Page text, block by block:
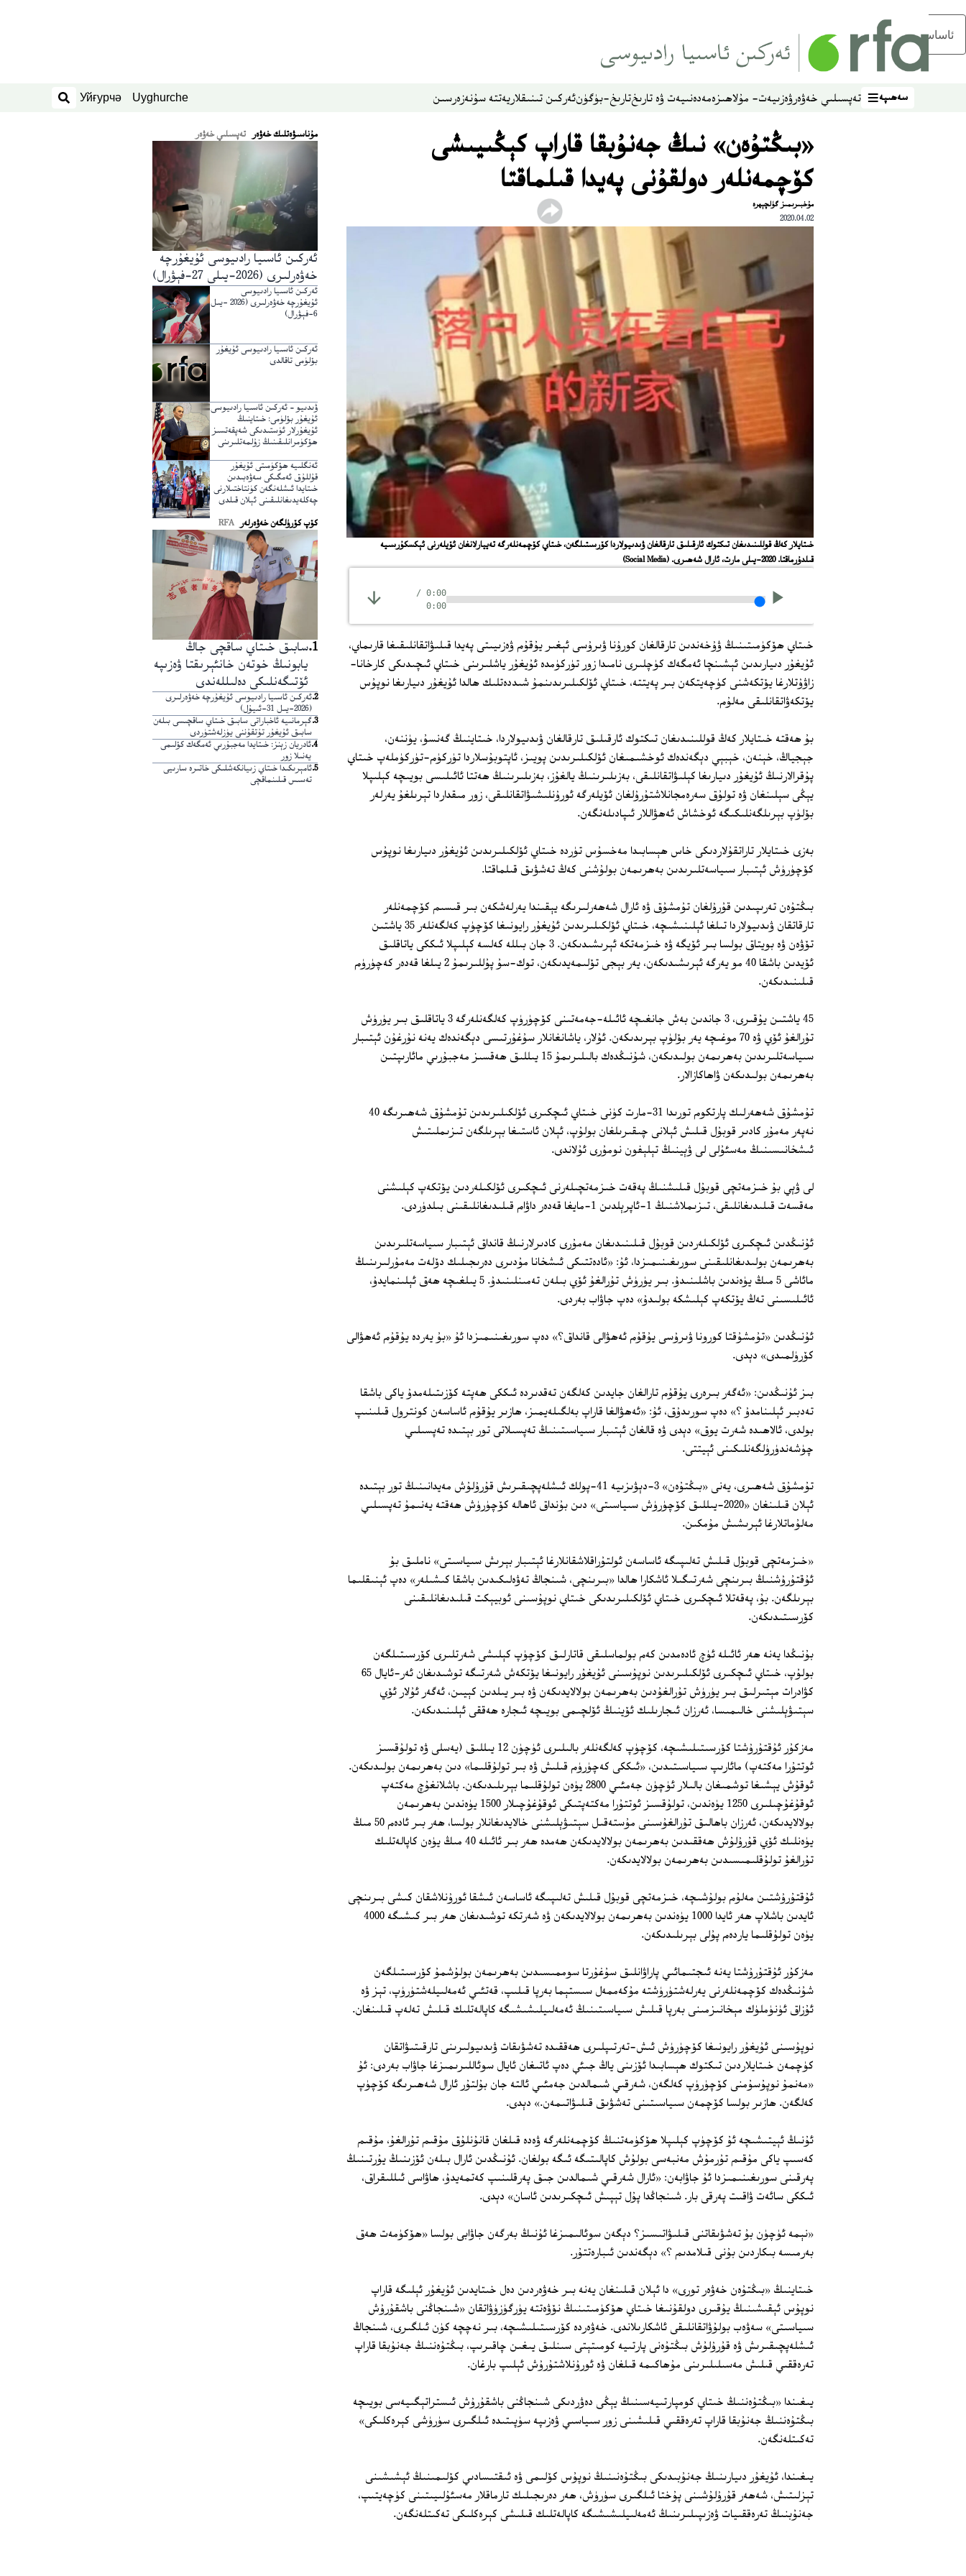
ئاساسلىق مەزمۇنغا ئاتلاڭ
سەھىپە
سەھىپە تەپسىلىي خەۋەرۋەزىيەت- مۇلاھىزەمەدەنىيەت ۋە تارىختارىخ-بۈگۈنئەركىن تىنىقلاريەتتە سۇنەزەرسىن Uyghurche
Уйғурчә
ئىزدەش
«بىڭتۇەن» نىڭ جەنۇبقا قاراپ كېڭىيىشى
كۆچمەنلەر دولقۇنى پەيدا قىلماقتا
مۇخبىرىمىز گۈلچېھرە
2020.04.02
خىتايلار كەڭ قوللىنىدىغان تىكتوك ئارقىلىق تارقالغان ۋىدىيولاردا كۆرسىتىلگەن، خىتاي كۆچمەنلەرگە تەييارلانغان ئۆيلەرنى ئېكسكۇرسىيە
قىلدۇرماقتا. 2020-يىلى مارت، ئارال شەھىرى.
(Social Media)
0:00
/
0:00
خىتاي ھۆكۈمىتىنىڭ ۋۇخەندىن تارقالغان كورۇنا ۋىرۇسى ئېغىر يۇقۇم ۋەزىيىتى پەيدا قىلىۋاتقانلىقىغا قارىماي،
ئۇيغۇر دىيارىدىن ئېشىنچا ئەمگەك كۈچلىرى نامىدا زور تۈركۈمدە ئۇيغۇر ياشلىرىنى خىتاي ئىچىدىكى كارخانا-
زاۋۇتلارغا يۆتكەشنى كۈچەيتكەن بىر پەيتتە، خىتاي ئۆلكىلىرىدىنمۇ شىددەتلىك ھالدا ئۇيغۇر دىيارىغا نوپۇس
يۆتكەۋاتقانلىقى مەلۇم.
بۇ ھەقتە خىتايلار كەڭ قوللىنىدىغان تىكتوك ئارقىلىق تارقالغان ۋىدىيولاردا، خىتاينىڭ گەنسۇ، يۈننەن،
جېجياڭ، خېنەن، خېبېي دېگەندەك ئوخشىمىغان ئۆلكىلىرىدىن پويىز، ئاپتوبۇسلاردا تۈركۈم-تۈركۈملەپ خىتاي
پۇقرالارنىڭ ئۇيغۇر دىيارىغا كېلىۋاتقانلىقى، بەزىلىرىنىڭ يالغۇز، بەزىلىرىنىڭ ھەتتا ئائىلىسى بويىچە كېلىپلا
يېڭى سېلىنغان ۋە تولۇق سەرەمجانلاشتۇرۇلغان ئۆيلەرگە ئورۇنلىشىۋاتقانلىقى، زور مىقداردا تېرىلغۇ يەرلەر
بۆلۈپ بېرىلگەنلىكىگە ئوخشاش ئەھۋاللار ئىپادىلەنگەن.
بەزى خىتايلار تاراتقۇلاردىكى خاس ھېسابىدا مەخسۇس تۈردە خىتاي ئۆلكىلىرىدىن ئۇيغۇر دىيارىغا نوپۇس
كۆچۈرۈش ئېتىبار سىياسەتلىرىدىن بەھرىمەن بولۇشنى كەڭ تەشۋىق قىلماقتا.
بىڭتۇەن تەرىپىدىن قۇرۇلغان تۇمشۇق ۋە ئارال شەھەرلىرىگە يېقىندا يەرلەشكەن بىر قىسىم كۆچمەنلەر
تارقاتقان ۋىدىيولاردا تىلغا ئېلىنىشىچە، خىتاي ئۆلكىلىرىدىن ئۇيغۇر رايونىغا كۆچۈپ كەلگەنلەر 35 ياشتىن
تۆۋەن ۋە بويتاق بولسا بىر ئۆيگە ۋە خىزمەتكە ئېرىشىدىكەن. 3 جان بىللە كەلسە كېلىپلا ئىككى ياتاقلىق
ئۆيدىن باشقا 40 مو يەرگە ئېرىشىدىكەن، يەر بېجى تۆلىمەيدىكەن، توك-سۇ پۇللىرىمۇ 2 يىلغا قەدەر كەچۈرۈم
قىلىنىدىكەن.
45 ياشتىن يۇقىرى، 3 جاندىن بەش جانغىچە ئائىلە-جەمەتىنى كۆچۈرۈپ كەلگەنلەرگە 3 ياتاقلىق بىر يۈرۈش
تۇرالغۇ ئۆي ۋە 70 موغىچە يەر بۆلۈپ بېرىدىكەن. ئۇلار، ياشانغانلار سۇغۇرتىسى دېگەندەك يەنە نۇرغۇن ئېتىبار
سىياسەتلىرىدىن بەھرىمەن بولىدىكەن، شۇنىڭدەك بالىلىرىمۇ 15 يىللىق ھەقسىز مەجبۇرىي مائارىپتىن
بەھرىمەن بولىدىكەن ۋاھاكازالار.
تۇمشۇق شەھەرلىك پارتكوم تورىدا 31-مارت كۈنى خىتاي ئىچكىرى ئۆلكىلىرىدىن تۇمشۇق شەھىرىگە 40
نەپەر مەمۇر كادىر قوبۇل قىلىش ئېلانى چىقىرىلغان بولۇپ، ئېلان ئاستىغا بېرىلگەن تىزىملىتىش
ئىشخانىسىنىڭ مەسئۇلى لى ۋېينىڭ تېلېفون نومۇرى ئۇلاندى.
لى ۋېي بۇ خىزمەتچى قوبۇل قىلىشنىڭ پەقەت خىزمەتچىلەرنى ئىچكىرى ئۆلكىلەردىن يۆتكەپ كېلىشنى
مەقسەت قىلىدىغانلىقى، تىزىملاشنىڭ 1-ئاپرېلدىن 1-مايغا قەدەر داۋام قىلىدىغانلىقىنى بىلدۈردى.
ئۇنىڭدىن ئىچكىرى ئۆلكىلەردىن قوبۇل قىلىنىدىغان مەمۇرى كادىرلارنىڭ قانداق ئېتىبار سىياسەتلىرىدىن
بەھرىمەن بولىدىغانلىقىنى سورىغىنىمىزدا، ئۇ: «ئادەتتىكى ئىشخانا مۇدىرى دەرىجىلىك دۆلەت مەمۇرلىرىنىڭ
مائاشى 5 مىڭ يۈەندىن باشلىنىدۇ. بىر يۈرۈش تۇرالغۇ ئۆي بىلەن تەمىنلىنىدۇ. 5 يىلغىچە ھەق ئېلىنمايدۇ،
ئائىلىسىنى تەڭ يۆتكەپ كېلىشكە بولىدۇ» دەپ جاۋاب بەردى.
ئۇنىڭدىن «تۇمشۇقتا كورونا ۋىرۇسى يۇقۇم ئەھۋالى قانداق؟» دەپ سورىغىنىمىزدا ئۇ «بۇ يەردە يۇقۇم ئەھۋالى
كۆرۈلمىدى» دېدى.
بىز ئۇنىڭدىن: «ئەگەر بىرەرى يۇقۇم تارالغان جايدىن كەلگەن تەقدىردە ئىككى ھەپتە كۆزىتىلەمدۇ ياكى باشقا
تەدبىر ئېلىنامدۇ ؟» دەپ سورىدۇق، ئۇ: «ئەھۋالغا قاراپ بەلگىلەيمىز، ھازىر يۇقۇم ئاساسەن كونترول قىلىنىپ
بولدى، ئالاھىدە شەرت يوق» دېدى ۋە قالغان ئېتىبار سىياسىتىنىڭ تەپسىلاتى تور بېتىدە تەپسىلىي
چۈشەندۈرۈلگەنلىكىنى ئېيتتى.
تۇمشۇق شەھىرى، يەنى «بىڭتۇەن» 3-دېۋىزىيە 41-پولك ئىشلەپچىقىرىش قۇرۇلۇش مەيدانىنىڭ تور بېتىدە
ئېلان قىلىنغان «2020-يىللىق كۆچۈرۈش سىياسىتى» دىن بۇنداق ئاھالە كۆچۈرۈش ھەقتە يەنىمۇ تەپسىلىي
مەلۇماتلارغا ئېرىشىش مۇمكىن.
«خىزمەتچى قوبۇل قىلىش تەلىپىگە ئاساسەن ئولتۇراقلاشقانلارغا ئېتىبار بېرىش سىياسىتى» ناملىق بۇ
ئۇقتۇرۇشنىڭ بىرىنچى شەرتىگىلا ئاشكارا ھالدا «بىرىنچى، شىنجاڭ تەۋەلىكىدىن باشقا كىشىلەر» دەپ ئېنىقلىما
بېرىلگەن. بۇ، پەقەتلا ئىچكىرى خىتاي ئۆلكىلىرىدىكى خىتاي نوپۇسىنى ئوبيېكت قىلىدىغانلىقىنى
كۆرسىتىدىكەن.
بۇنىڭدا يەنە ھەر ئائىلە ئۈچ ئادەمدىن كەم بولماسلىقى قاتارلىق كۆچۈپ كېلىشى شەرتلىرى كۆرسىتىلگەن
بولۇپ، خىتاي ئىچكىرى ئۆلكىلىرىدىن نوپۇسىنى ئۇيغۇر رايونىغا يۆتكەش شەرتىگە توشىدىغان ئەر-ئايال 65
كۋادرات مېتىرلىق بىر يۈرۈش تۇرالغۇدىن بەھرىمەن بولالايدىكەن ۋە بىر يىلدىن كېيىن، ئەگەر ئۇلار ئۆي
سېتىۋېلىشنى خالىمىسا، ئەرزان ئىجارىلىك ئۆينىڭ ئۆلچىمى بويىچە ئىجارە ھەققى ئېلىنىدىكەن.
مەزكۇر ئۇقتۇرۇشتا كۆرسىتىلىشىچە، كۆچۈپ كەلگەنلەر بالىلىرى ئۈچۈن 12 يىللىق (يەسلى ۋە تولۇقسىز
ئوتتۇرا مەكتەپ) مائارىپ سىياسىتىدىن، «ئىككى كەچۈرۈم قىلىش ۋە بىر تولۇقلىما» دىن بەھرىمەن بولىدىكەن.
ئوقۇش يېشىغا توشمىغان بالىلار ئۈچۈن جەمئىي 2800 يۈەن تولۇقلىما بېرىلىدىكەن. باشلانغۇچ مەكتەپ
ئوقۇغۇچىلىرى 1250 يۈەندىن، تولۇقسىز ئوتتۇرا مەكتەپتىكى ئوقۇغۇچىلار 1500 يۈەندىن بەھرىمەن
بولالايدىكەن، ئەرزان باھالىق تۇرالغۇسىنى مۇستەقىل سېتىۋېلىشنى خالايدىغانلار بولسا، ھەر بىر ئادەم 50 مىڭ
يۈەنلىك ئۆي قۇرۇلۇش ھەققىدىن بەھرىمەن بولالايدىكەن ھەمدە ھەر بىر ئائىلە 40 مىڭ يۈەن كاپالەتلىك
تۇرالغۇ تولۇقلىمىسىدىن بەھرىمەن بولالايدىكەن.
ئۇقتۇرۇشتىن مەلۇم بولۇشىچە، خىزمەتچى قوبۇل قىلىش تەلىپىگە ئاساسەن ئىشقا ئورۇنلاشقان كىشى بىرىنچى
ئايدىن باشلاپ ھەر ئايدا 1000 يۈەندىن بەھرىمەن بولالايدىكەن ۋە شەرتكە توشىدىغان ھەر بىر كىشىگە 4000
يۈەن تولۇقلىما ياردەم پۇلى بېرىلىدىكەن.
مەزكۇر ئۇقتۇرۇشتا يەنە ئىجتىمائىي پاراۋانلىق سۇغۇرتا سوممىسىدىن بەھرىمەن بولۇشمۇ كۆرسىتىلگەن
شۇنىڭدەك كۆچمەنلەرنى يەرلەشتۈرۈشتە مۇكەممەل سىستېما بەرپا قىلىپ، قەتئىي ئەمەلىيلەشتۈرۈپ، تېز ۋە
ئۇزاق ئۈنۈملۈك مېخانىزمىنى بەرپا قىلىش سىياسىتىنىڭ ئەمەلىيلىشىشىگە كاپالەتلىك قىلىش تەلەپ قىلىنغان.
نوپۇسىنى ئۇيغۇر رايونىغا كۆچۈرۈش ئىش-تەرتىپلىرى ھەققىدە تەشۋىقات ۋىدىيولىرىنى تارقىتىۋاتقان
كۈچمەن خىتايلاردىن تىكتوك ھېسابىدا ئۆزىنى ياڭ جىئې دەپ ئاتىغان ئايال سوئاللىرىمىزغا جاۋاب بەردى: ئۇ
«مەنمۇ نوپۇسۇمنى كۆچۈرۈپ كەلگەن، شەرقىي شىمالدىن جەمئىي ئالتە جان بۇلتۇر ئارال شەھىرىگە كۆچۈپ
كەلگەن. ھازىر بولسا كۆچمەن سىياسىتىنى تەشۋىق قىلىۋاتىمەن.» دېدى.
ئۇنىڭ ئېيتىشىچە ئۇ كۆچۈپ كېلىپلا ھۆكۈمەتنىڭ كۆچمەنلەرگە ۋەدە قىلغان قانۇنلۇق مۇقىم تۇرالغۇ، مۇقىم
كەسىپ ياكى مۇقىم تۇرمۇش مەنبەسى بولۇش كاپالىتىگە ئىگە بولغان. ئۇنىڭدىن ئارال بىلەن ئۆزىنىڭ يۇرتىنىڭ
پەرقىنى سورىغىنىمىزدا ئۇ جاۋابەن: «ئارال شەرقىي شىمالدىن جىق پەرقلىنىپ كەتمەيدۇ، ھاۋاسى ئىللىقراق،
ئىككى سائەت ۋاقىت پەرقى بار. شىنجاڭدا پۇل تېپىش ئىچكىرىدىن ئاسان» دېدى.
«نېمە ئۈچۈن بۇ تەشۋىقاتنى قىلىۋاتىسىز؟ دېگەن سوئالىمىزغا ئۇنىڭ بەرگەن جاۋابى بولسا «ھۆكۈمەت ھەق
بەرمىسە بىكاردىن بۇنى قىلامدىم ؟» دېگەندىن ئىبارەتتۇر.
خىتاينىڭ «بىڭتۇەن خەۋەر تورى» دا ئېلان قىلىنغان يەنە بىر خەۋەردىن دەل خىتايدىن ئۇيغۇر ئېلىگە قاراپ
نوپۇس ئېقىشىنىڭ يۇقىرى دولقۇنىغا خىتاي ھۆكۈمىتىنىڭ نۆۋەتتە يۈرگۈزۈۋاتقان «شىنجاڭنى باشقۇرۇش
سىياسىتى» سەۋەب بولۇۋاتقانلىقى ئاشكارىلاندى. خەۋەردە كۆرسىتىلىشىچە، بىر نەچچە كۈن ئىلگىرى، شىنجاڭ
ئىشلەپچىقىرىش ۋە قۇرۇلۇش بىڭتۇەنى پارتىيە كومىتېتى سىنلىق يىغىن چاقىرىپ، بىڭتۇەننىڭ جەنۇبقا قاراپ
تەرەققىي قىلىش مەسىلىلىرىنى مۇھاكىمە قىلغان ۋە ئورۇنلاشتۇرۇش ئېلىپ بارغان.
يىغىندا «بىڭتۇەننىڭ خىتاي كومپارتىيەسىنىڭ يېڭى دەۋردىكى شىنجاڭنى باشقۇرۇش ئىستراتېگىيەسى بويىچە
بىڭتۇەننىڭ جەنۇبقا قاراپ تەرەققىي قىلىشىنى زور سىياسىي ۋەزىپە سۈپىتىدە ئىلگىرى سۈرۈشى كېرەكلىكى»
تەكىتلەنگەن.
يىغىندا، ئۇيغۇر دىيارىنىڭ جەنۇبىدىكى بىڭتۇەنىنىڭ نوپۇس كۆلىمى ۋە ئىقتىسادىي كۆلىمىنىڭ ئېشىشىنى
تېزلىتىش، شەھەر قۇرۇلۇشىنى پۇختا ئىلگىرى سۈرۈش، ھەر دەرىجىلىك تارماقلار مەسئۇلىيىتىنى كۈچەيتىپ،
جەنۇبنىڭ تەرەققىيات ۋەزىپىلىرىنىڭ ئەمەلىيلىشىشىگە كاپالەتلىك قىلىشى كېرەكلىكى تەكىتلەنگەن.
ﻣﯘﻧﺎﺳﯩﯟﻩﺗﻠﯩﻚ ﺧﻪﯞﻩﺭ تەپسىلىي خەۋەر
ئەركىن ئاسىيا رادىيوسى ئۇيغۇرچە
خەۋەرلىرى (2026-يىلى 27-فېۋرال)
ئەركىن ئاسىيا رادىيوسى
ئۇيغۇرچە خەۋەرلىرى (2026 -يىل
6-فېۋرال)
ئەركىن ئاسىيا رادىيوسى ئۇيغۇر
بۆلۈمى تاقالدى
ۋىدىيو – ئەركىن ئاسىيا رادىيوسى
ئۇيغۇر بۆلۈمى: خىتاينىڭ
ئۇيغۇرلار ئۈستىدىكى شەپقەتسىز
ھۆكۈمرانلىقىنىڭ زۇلمەتلىرىنى
ئەنگلىيە ھۆكۈمىتى ئۇيغۇر
قۇللۇق ئەمگىكى سەۋەبىدىن
خىتايدا ئىشلەنگەن كۈنتاختىلارنى
چەكلەيدىغانلىقىنى ئېلان قىلدى
كۆپ كۆرۈلگەن خەۋەرلەر
RFA
1
.سابىق خىتاي ساقچى جاڭ
يابونىڭ خوتەن خانئېرىقتا ۋەزىپە
ئۆتىگەنلىكى دەلىللەندى
2
.ئەركىن ئاسىيا رادىيوسى ئۇيغۇرچە خەۋەرلىرى
(2026-يىل 31-ئىيۇل)
3
.گېرمانىيە ئاخباراتى سابىق خىتاي ساقچىسى بىلەن
سابىق ئۇيغۇر تۇتقۇننى يۈزلەشتۈردى
4
.ئادريان زېنز: خىتايدا مەجبۇرىي ئەمگەك كۆلىمى
يەنىلا زور
5
.ئامېرىكىدا خىتاي زىيانكەشلىكى خاتىرە سارىيى
تەسىس قىلىنماقچى